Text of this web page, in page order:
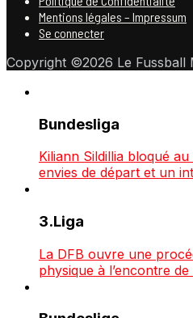
Mentions légales – Impressum
Se connecter
Copyright ©2026 Le Fussball
Bundesliga
Kiliann Sildillia bloqué
envies de départ et un
3.Liga
La DFB ouvre une
physique à l’encontre